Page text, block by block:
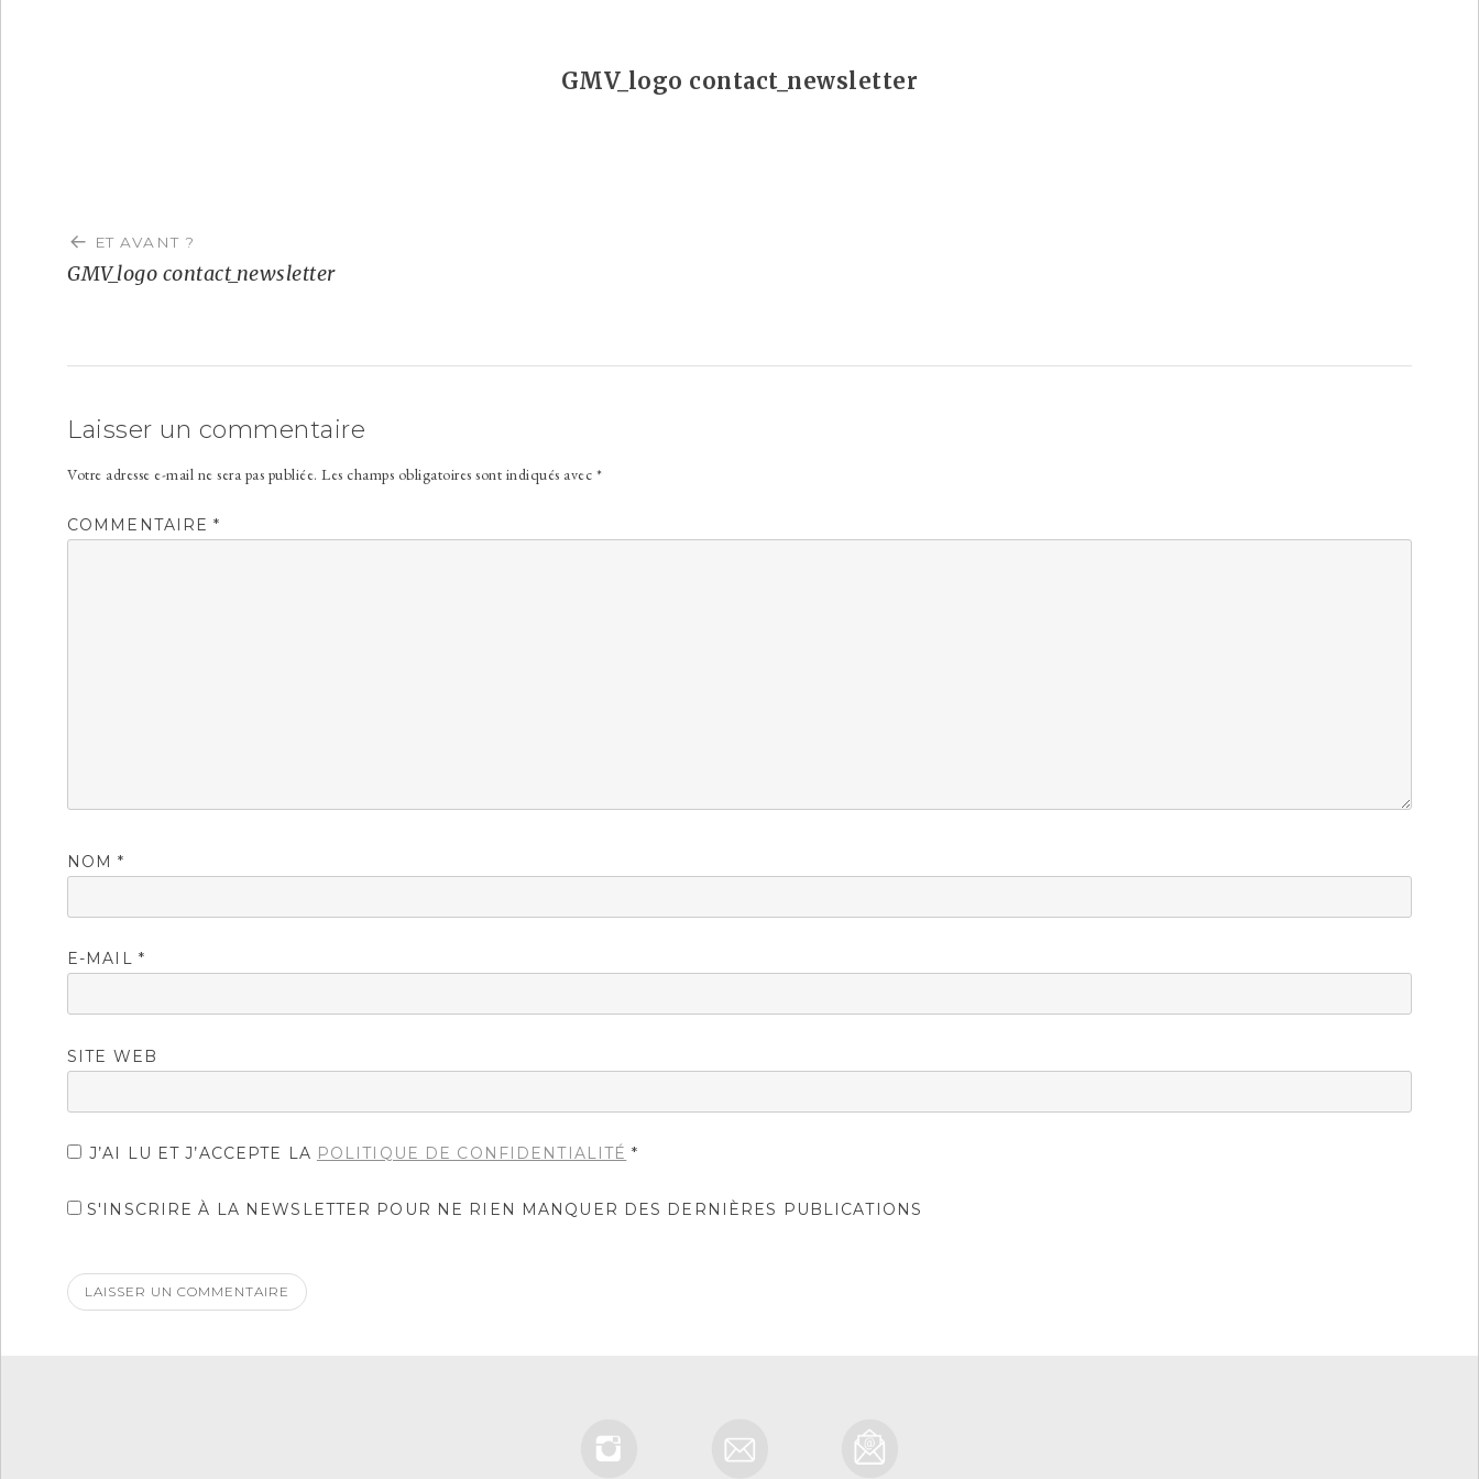
GMV_logo contact_newsletter
de
l’article
ET AVANT ?
GMV_logo contact_newsletter
Laisser un commentaire
Votre adresse e-mail ne sera pas publiée. Les champs obligatoires sont indiqués avec *
COMMENTAIRE*
NOM*
E-MAIL *
SITE WEB
J’AI LU ET J’ACCEPTE LA POLITIQUE DE CONFIDENTIALITÉ *
S'INSCRIRE À LA NEWSLETTER POUR NE RIEN MANQUER DES DERNIÈRES PUBLICATIONS